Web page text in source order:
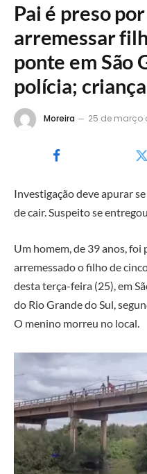
Pai é preso
arremessar
ponte em São
polícia;
Moreira 25 de março
Investigação deve apurar
de cair. Suspeito se
Um homem, de 39 anos,
arremessado o filho de
desta terça-feira (25), em
do Rio Grande do Sul,
O menino morreu no local.